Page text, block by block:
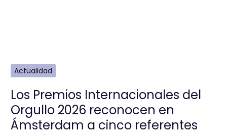
Actualidad
Los Premios Internacionales del
Orgullo 2026 reconocen en
Ámsterdam a cinco referentes